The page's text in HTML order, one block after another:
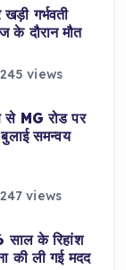
गर्भवती
के दौरान मौत
245 views
से MG रोड पर
समन्वय
247 views
के रिहांश
की ली गई मदद